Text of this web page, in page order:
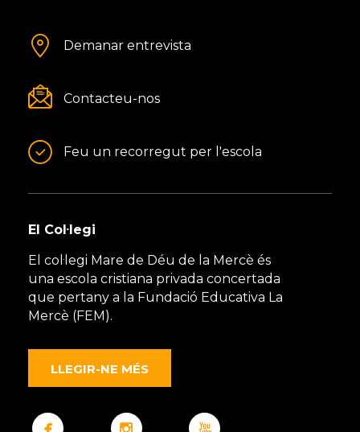
Demanar entrevista
Contacteu-nos
Feu un recorregut per l'escola
El Col·legi
El col·legi Mare de Déu de la Mercè és
una escola cristiana privada concertada
que pertany a la Fundació Educativa La
Mercè (FEM).
LLEGIR-NE MÉS